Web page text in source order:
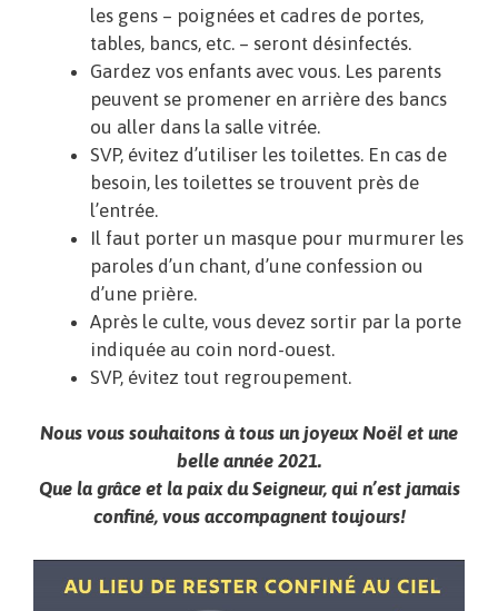
les gens – poignées et cadres de portes,
tables, bancs, etc. – seront désinfectés.
Gardez vos enfants avec vous. Les parents
peuvent se promener en arrière des bancs
ou aller dans la salle vitrée.
SVP, évitez d’utiliser les toilettes. En cas de
besoin, les toilettes se trouvent près de
l’entrée.
Il faut porter un masque pour murmurer les
paroles d’un chant, d’une confession ou
d’une prière.
Après le culte, vous devez sortir par la porte
indiquée au coin nord-ouest.
SVP, évitez tout regroupement.
Nous vous souhaitons à tous un joyeux Noël et une
belle année 2021.
Que la grâce et la paix du Seigneur, qui n’est jamais
confiné, vous accompagnent toujours!